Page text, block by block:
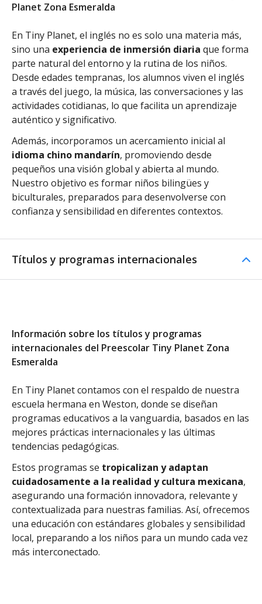
Planet Zona Esmeralda
En Tiny Planet, el inglés no es solo una materia más,
sino una experiencia de inmersión diaria que forma
parte natural del entorno y la rutina de los niños.
Desde edades tempranas, los alumnos viven el inglés
a través del juego, la música, las conversaciones y las
actividades cotidianas, lo que facilita un aprendizaje
auténtico y significativo.
Además, incorporamos un acercamiento inicial al
idioma chino mandarín, promoviendo desde
pequeños una visión global y abierta al mundo.
Nuestro objetivo es formar niños bilingües y
biculturales, preparados para desenvolverse con
confianza y sensibilidad en diferentes contextos.
Títulos y programas internacionales
Información sobre los títulos y programas
internacionales del Preescolar Tiny Planet Zona
Esmeralda
En Tiny Planet contamos con el respaldo de nuestra
escuela hermana en Weston, donde se diseñan
programas educativos a la vanguardia, basados en las
mejores prácticas internacionales y las últimas
tendencias pedagógicas.
Estos programas se tropicalizan y adaptan
cuidadosamente a la realidad y cultura mexicana,
asegurando una formación innovadora, relevante y
contextualizada para nuestras familias. Así, ofrecemos
una educación con estándares globales y sensibilidad
local, preparando a los niños para un mundo cada vez
más interconectado.